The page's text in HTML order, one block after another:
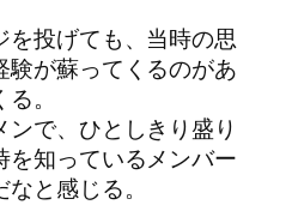
を投げても、当時の思
験が蘇ってくるのがあ
。
で、ひとしきり盛り
を知っているメンバー
と感じる。